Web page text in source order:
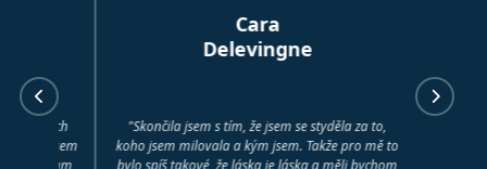
Cara
Delevingne
"Skončila jsem s tím, že jsem se styděla za to,
koho jsem milovala a kým jsem. Takže pro mě to
bylo spíš takové, že láska je láska a měli bychom